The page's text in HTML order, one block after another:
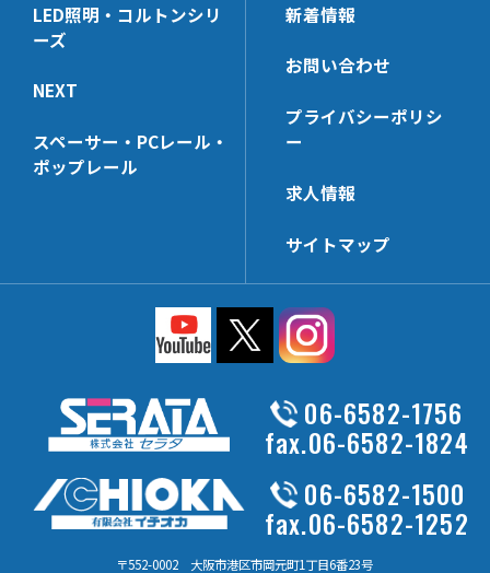
HL-PT25x38N
HL-HK4
HL-HCHK
HL-PT30x140N
HL-CHK-N
HL-RHK
FU-PCR
HP-PT25x65N
HP-WHK
HP-WLHK
HP-PTU25
HL-PS
HP-R3HK
HP-SWHK/L-FU
LED照明・コルトンシリ
ーズ
NEXT
スペーサー・PCレール・
ポップレール
新着情報
お問い合わせ
プライバシーポリシ
ー
求人情報
サイトマップ
06-6582-1756
fax.06-6582-1824
06-6582-1500
fax.06-6582-1252
〒552-0002 大阪市港区市岡元町1丁目6番23号